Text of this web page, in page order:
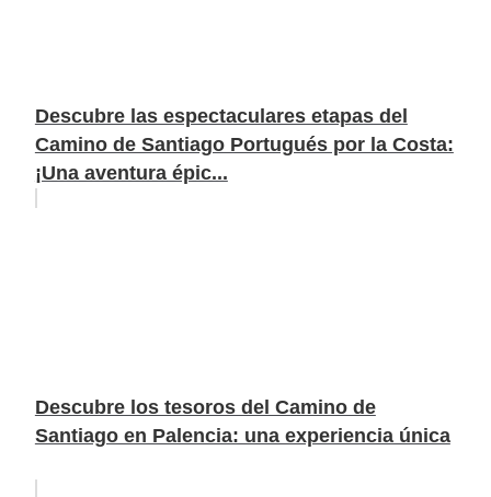
Descubre las espectaculares etapas del
Camino de Santiago Portugués por la Costa:
¡Una aventura épic...
Descubre los tesoros del Camino de
Santiago en Palencia: una experiencia única